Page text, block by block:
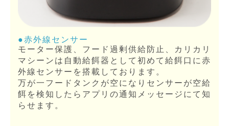
●赤外線センサー
モーター保護、フード過剰供給防止、カリカリ
マシーンは自動給餌器として初めて給餌口に赤
外線センサーを搭載しております。
万が一フードタンクが空になりセンサーが空給
餌を検知したらアプリの通知メッセージにて知
らせます。